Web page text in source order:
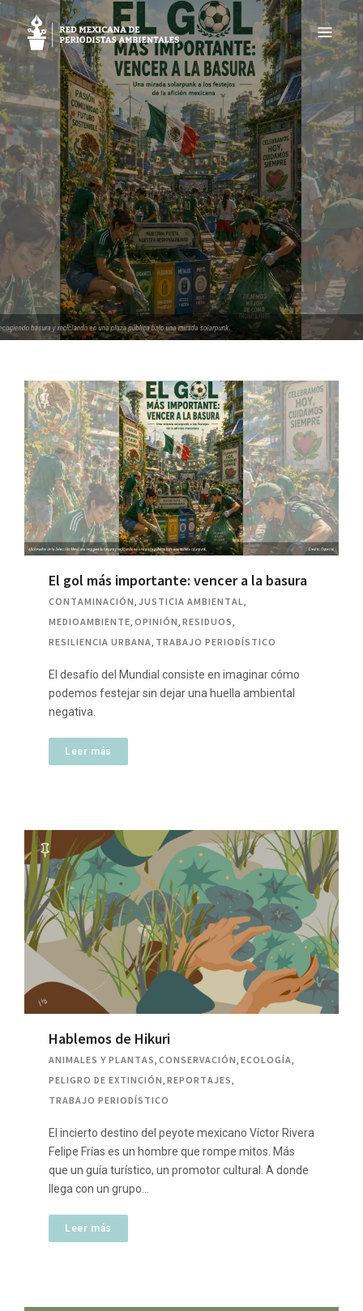
REMPA
Red Mexicana de Periodistas Ambientales
El gol más importante: vencer a la basura
CONTAMINACIÓN, JUSTICIA AMBIENTAL,
MEDIOAMBIENTE, OPINIÓN, RESIDUOS,
RESILIENCIA URBANA, TRABAJO PERIODÍSTICO
El desafío del Mundial consiste en imaginar cómo
podemos festejar sin dejar una huella ambiental
negativa.
Leer más
Hablemos de Hikuri
ANIMALES Y PLANTAS CONSERVACIÓN ECOLOGÍA
PELIGRO DE EXTINCIÓN REPORTAJES
TRABAJO PERIODÍSTICO
El incierto destino del peyote mexicano Víctor Rivera
Felipe Frías es un hombre que rompe mitos. Más
que un guía turístico, un promotor cultural. A donde
llega con un grupo…
Leer más